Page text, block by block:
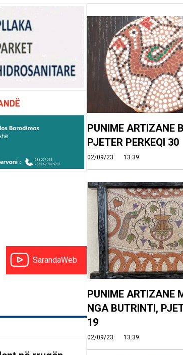
SarandaWeb
PUNIME ARTIZANE
PJETER PERKEQI 30
02/09/23 13:39
PUNIME ARTIZANE
NGA BUTRINTI,
19
02/09/23 13:39